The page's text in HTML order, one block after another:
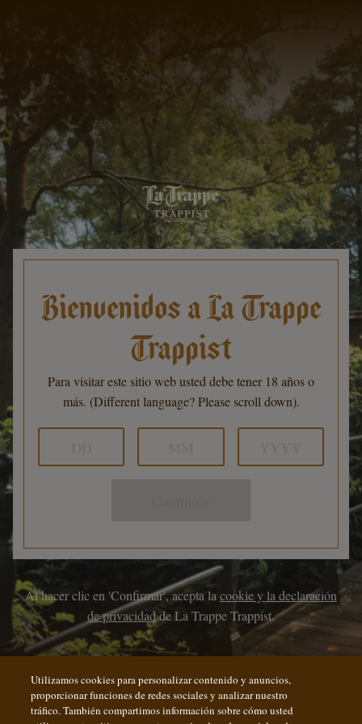
Bienvenidos a La Trappe
Trappist
Para visitar este sitio web usted debe tener 18 años o
más. (Different language? Please scroll down).
Al hacer clic en 'Confirmar', acepta la cookie y la declaración
de privacidadde La Trappe Trappist.
Utilizamos cookies para personalizar contenido y anuncios,
proporcionar funciones de redes sociales y analizar nuestro
tráfico. También compartimos información sobre cómo usted